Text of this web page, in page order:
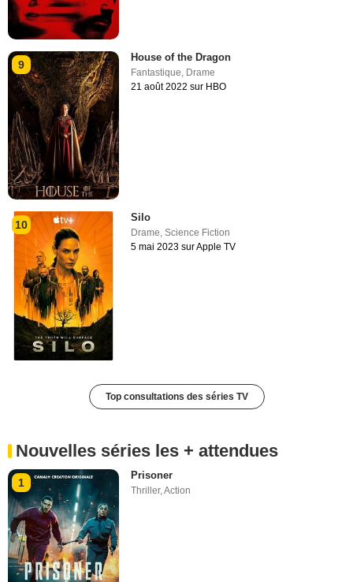
9
House of the Dragon
Fantastique, Drame
21 août 2022 sur HBO
10
Silo
Drame,Science Fiction
5 mai 2023 sur Apple TV
Top consultations des séries TV
Nouvelles séries les + attendues
1
Prisoner
Thriller,Action